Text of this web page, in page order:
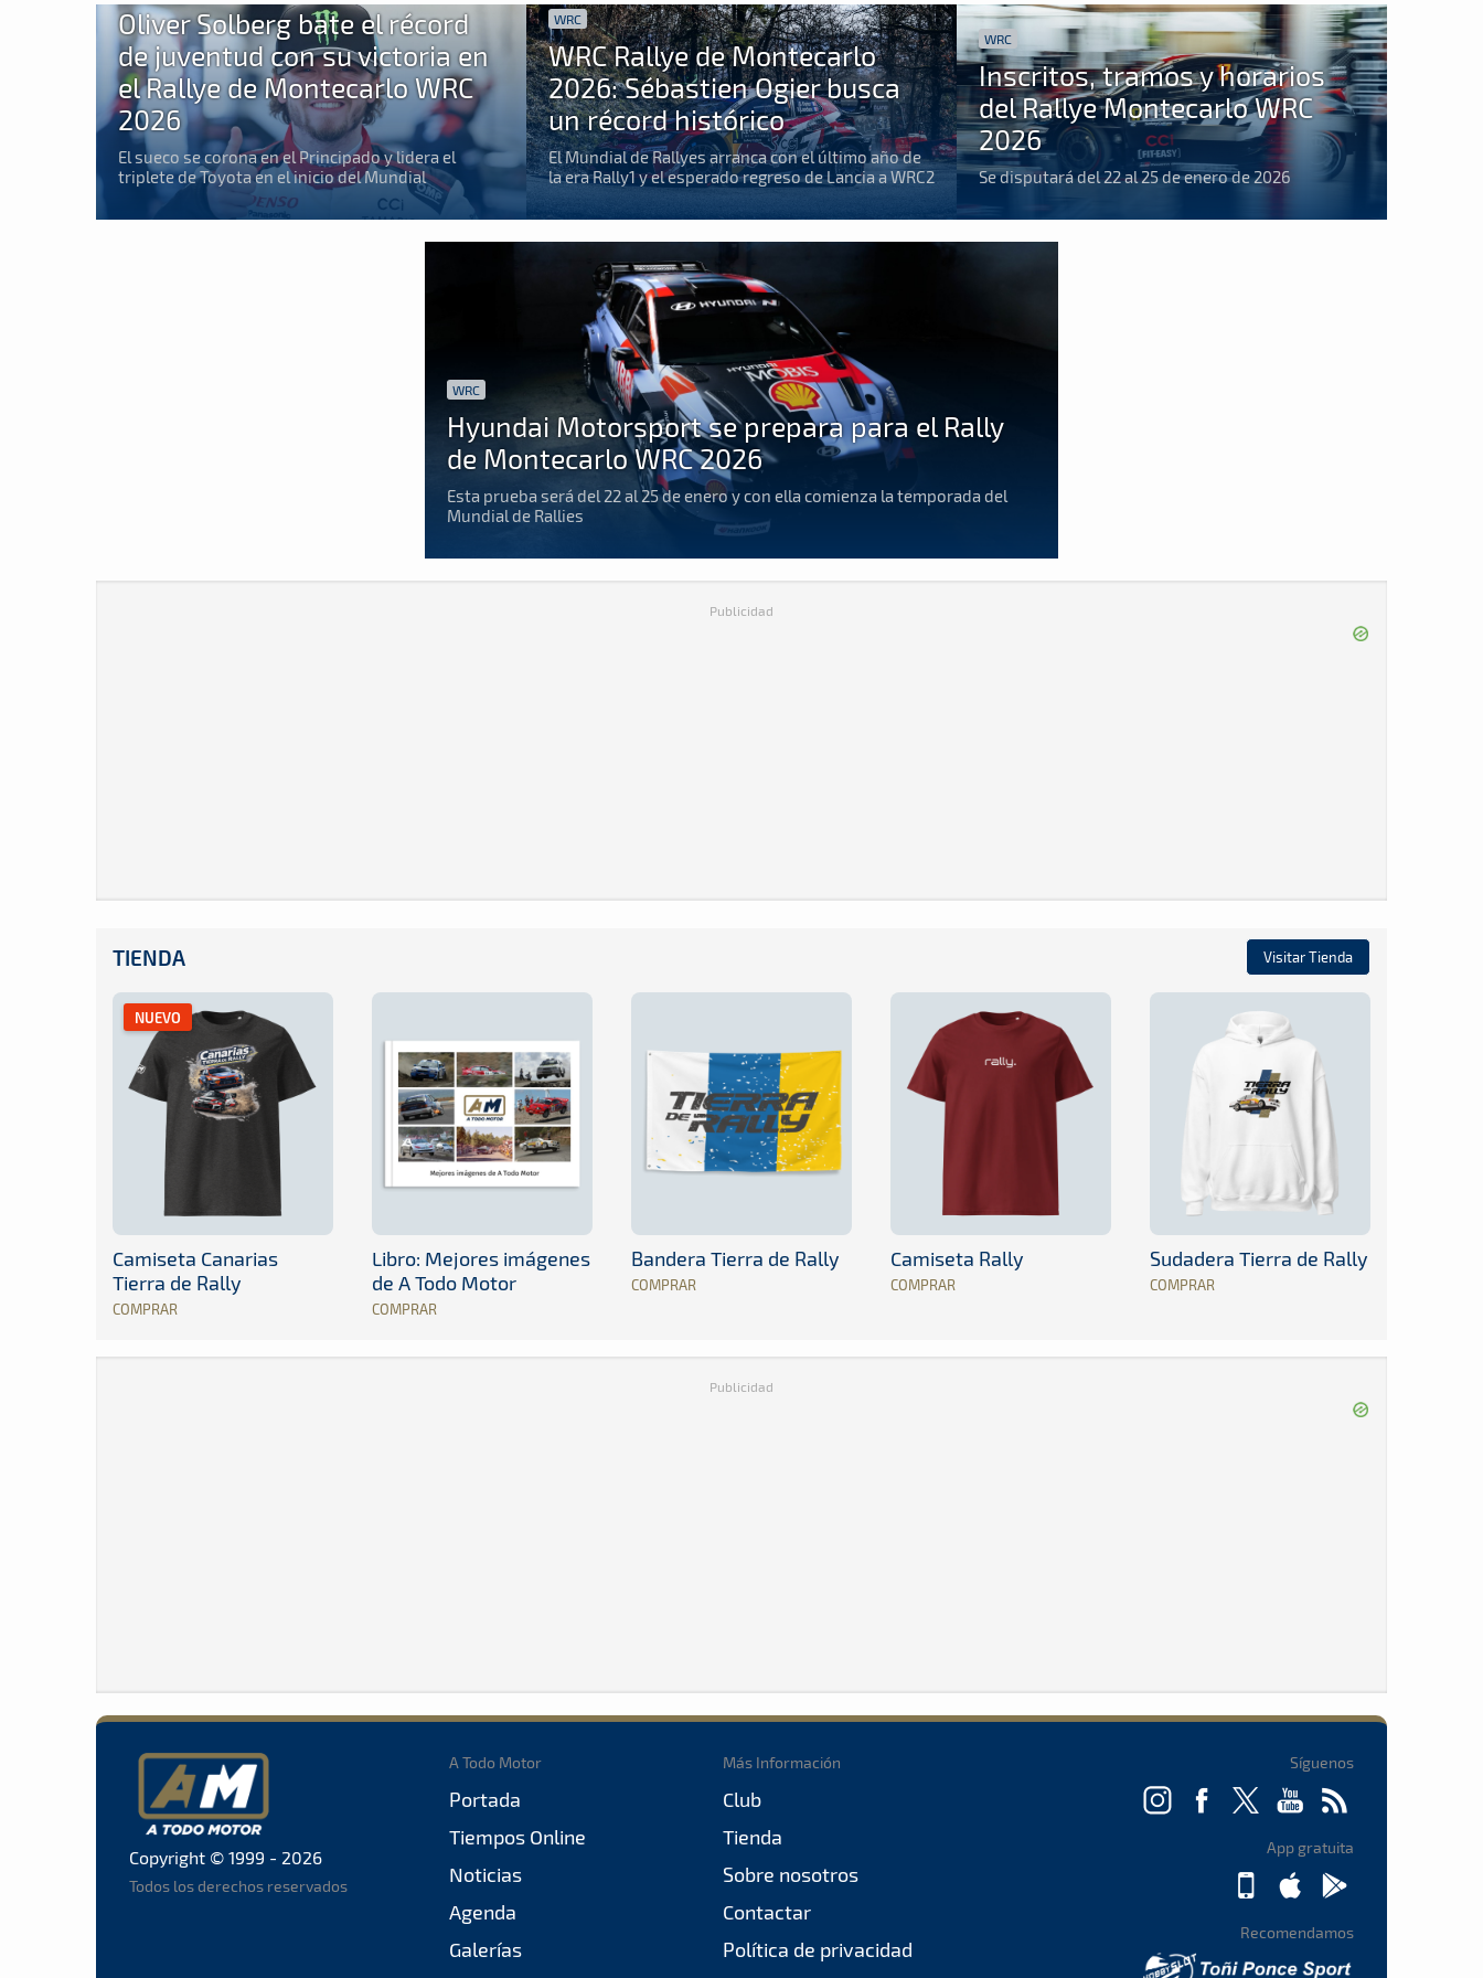
Oliver Solberg bate el récord
de juventud con su victoria en
el Rallye de Montecarlo WRC
2026
El sueco se corona en el Principado y lidera el
triplete de Toyota en el inicio del Mundial
WRC
WRC Rallye de Montecarlo
2026: Sébastien Ogier busca
un récord histórico
El Mundial de Rallyes arranca con el último año de
la era Rally1 y el esperado regreso de Lancia a WRC2
WRC
Inscritos, tramos y horarios
del Rallye Montecarlo WRC
2026
Se disputará del 22 al 25 de enero de 2026
WRC
Hyundai Motorsport se prepara para el Rally
de Montecarlo WRC 2026
Esta prueba será del 22 al 25 de enero y con ella comienza la temporada del
Mundial de Rallies
Publicidad
TIENDA Visitar Tienda
NUEVO
Camiseta Canarias
Tierra de Rally
COMPRAR
Libro: Mejores imágenes
de A Todo Motor
COMPRAR
Bandera Tierra de Rally
COMPRAR
Camiseta Rally
COMPRAR
Sudadera Tierra de Rally
COMPRAR
Publicidad
Copyright © 1999 - 2026
Todos los derechos reservados
A Todo Motor
Portada
Tiempos Online
Noticias
Agenda
Galerías
Más Información
Club
Tienda
Sobre nosotros
Contactar
Política de privacidad
Síguenos
App gratuita
Recomendamos